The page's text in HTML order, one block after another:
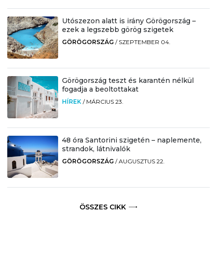
Utószezon alatt is irány Görögország –
ezek a legszebb görög szigetek
GÖRÖGORSZÁG / SZEPTEMBER 04.
Görögország teszt és karantén nélkül
fogadja a beoltottakat
HÍREK / MÁRCIUS 23.
48 óra Santorini szigetén – naplemente,
strandok, látnivalók
GÖRÖGORSZÁG /AUGUSZTUS 22.
ÖSSZES CIKK